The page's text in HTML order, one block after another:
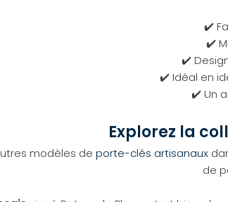
✔️
✔️
✔️
✔️ Idéal en
✔️ Un
Explorez la
modèles de porte-clés artisanaux
de